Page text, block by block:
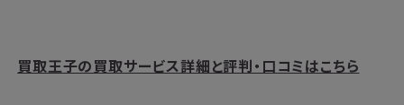
買取王子の買取サービス詳細と評判・口コミはこちら